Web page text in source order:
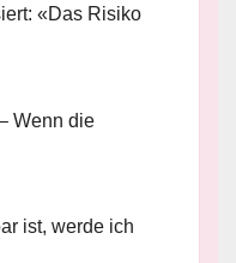
«Das Risiko
Wenn die
ist, werde ich